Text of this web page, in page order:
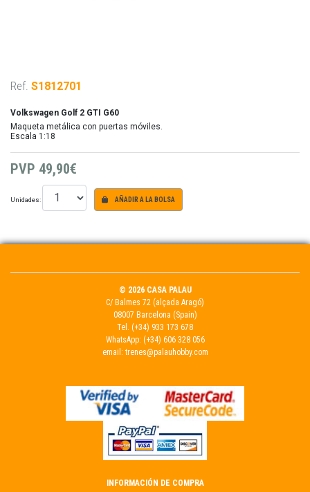
Ref. S1812701
Volkswagen Golf 2 GTI G60
Maqueta metálica con puertas móviles.
Escala 1:18
PVP 49,90€
Unidades: AÑADIR A LA BOLSA
© 2026 CASA PALAU
C/ Balmes 72 (alçada Aragó)
08007 Barcelona (Spain)
Tel. (+34) 933 173 678
WhatsApp: (+34) 606 328 056
email: trenes@palauhobby.com
INFORMACIÓN DE COMPRA